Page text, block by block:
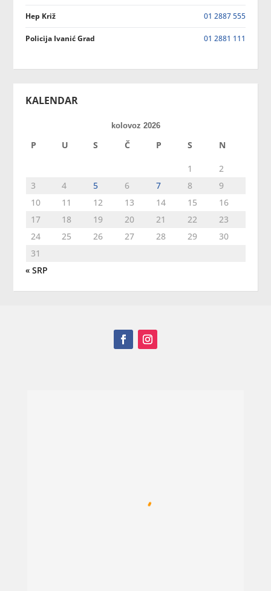
Hep Križ 01 2887 555
Policija Ivanić Grad 01 2881 111
KALENDAR
kolovoz 2026
P U S Č P S N
1
2
3
4 5 6 7 8
9
10
11 12 13 14 15
16
17
18 19 20 21 22
23
24
25 26 27 28 29
30
31
« SRP